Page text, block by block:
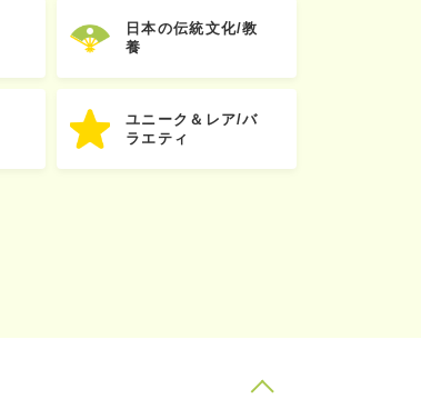
日本の伝統文化/教
養
ユニーク＆レア/バ
ラエティ